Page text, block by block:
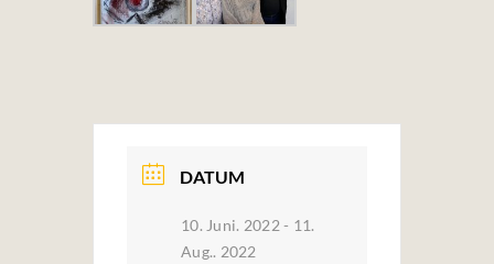
DATUM
10. Juni. 2022 - 11.
Aug.. 2022